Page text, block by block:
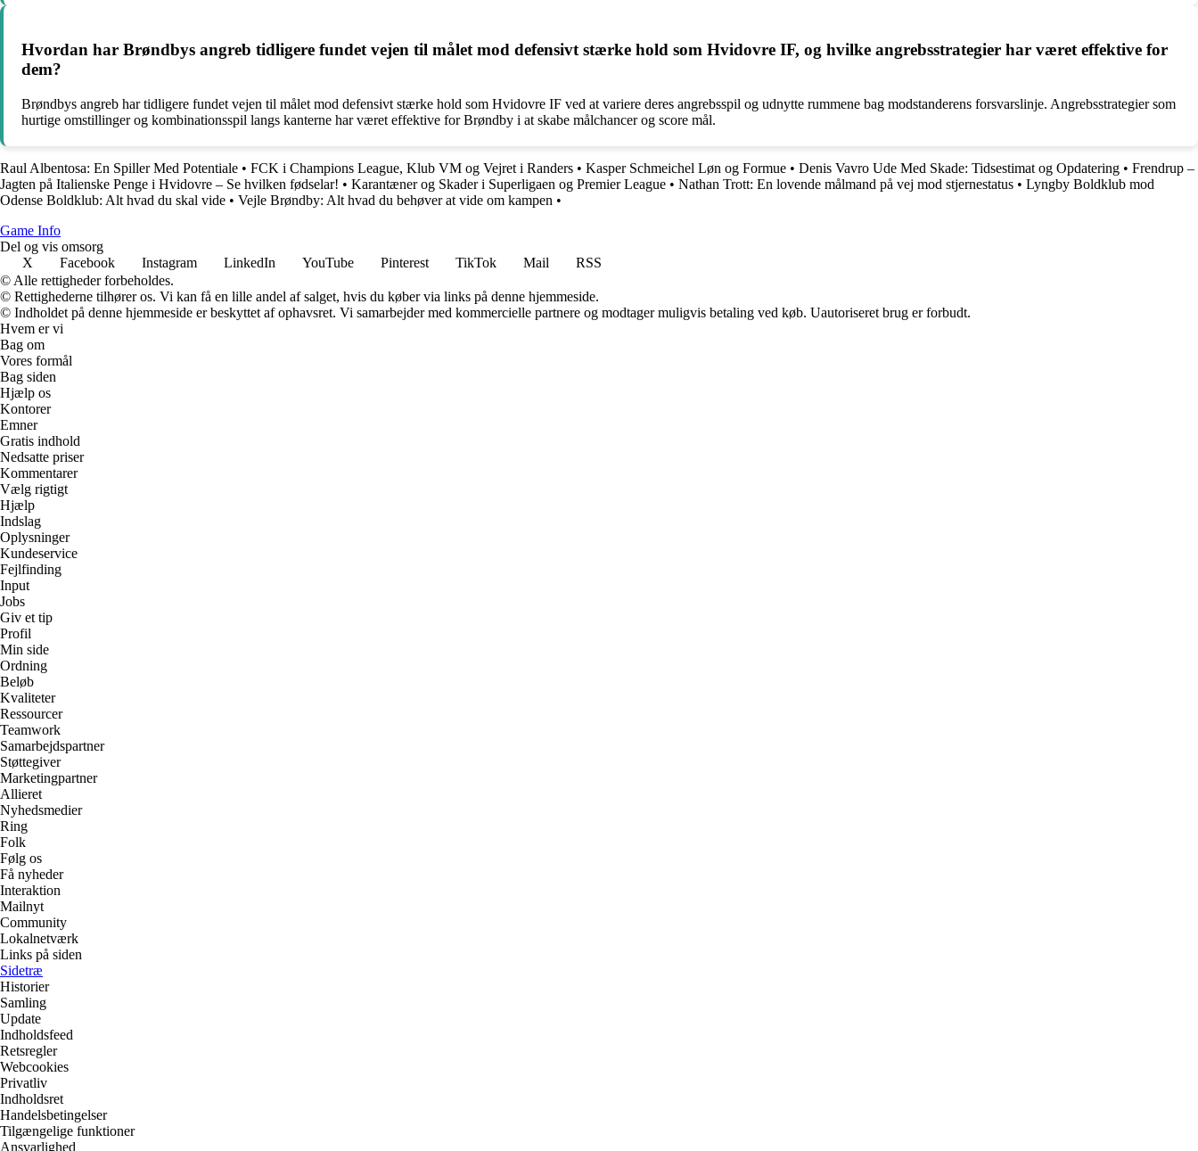
Hvordan har Brøndbys angreb tidligere fundet vejen til målet mod defensivt stærke hold som Hvidovre IF, og hvilke angrebsstrategier har været effektive for
dem?
Brøndbys angreb har tidligere fundet vejen til målet mod defensivt stærke hold som Hvidovre IF ved at variere deres angrebsspil og udnytte rummene bag modstanderens forsvarslinje. Angrebsstrategier som
hurtige omstillinger og kombinationsspil langs kanterne har været effektive for Brøndby i at skabe målchancer og score mål.
Raul Albentosa: En Spiller Med Potentiale • FCK i Champions League, Klub VM og Vejret i Randers • Kasper Schmeichel Løn og Formue • Denis Vavro Ude Med Skade: Tidsestimat og Opdatering • Frendrup –
Jagten på Italienske Penge i Hvidovre – Se hvilken fødselar! • Karantæner og Skader i Superligaen og Premier League • Nathan Trott: En lovende målmand på vej mod stjernestatus • Lyngby Boldklub mod
Odense Boldklub: Alt hvad du skal vide • Vejle Brøndby: Alt hvad du behøver at vide om kampen •
Game Info
Del og vis omsorg
X
Facebook Instagram LinkedIn YouTube Pinterest TikTok Mail
RSS
© Alle rettigheder forbeholdes.
© Rettighederne tilhører os. Vi kan få en lille andel af salget, hvis du køber via links på denne hjemmeside.
© Indholdet på denne hjemmeside er beskyttet af ophavsret. Vi samarbejder med kommercielle partnere og modtager muligvis betaling ved køb. Uautoriseret brug er forbudt.
Hvem er vi
Bag om
Vores formål
Bag siden
Hjælp os
Kontorer
Emner
Gratis indhold
Nedsatte priser
Kommentarer
Vælg rigtigt
Hjælp
Indslag
Oplysninger
Kundeservice
Fejlfinding
Input
Jobs
Giv et tip
Profil
Min side
Ordning
Beløb
Kvaliteter
Ressourcer
Teamwork
Samarbejdspartner
Støttegiver
Marketingpartner
Allieret
Nyhedsmedier
Ring
Folk
Følg os
Få nyheder
Interaktion
Mailnyt
Community
Lokalnetværk
Links på siden
Sidetræ
Historier
Samling
Update
Indholdsfeed
Retsregler
Webcookies
Privatliv
Indholdsret
Handelsbetingelser
Tilgængelige funktioner
Ansvarlighed